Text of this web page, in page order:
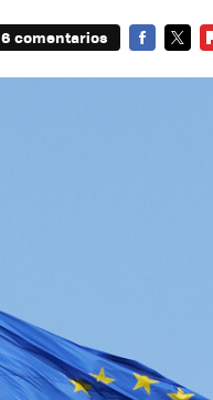
6 comentarios